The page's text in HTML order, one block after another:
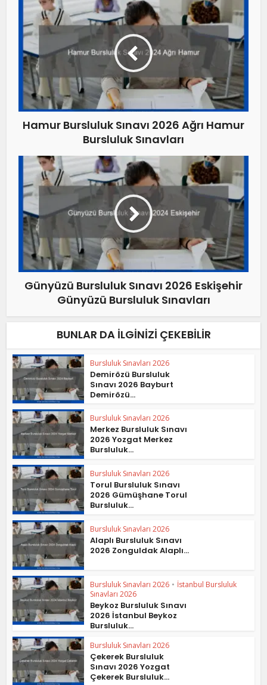
Hamur Bursluluk Sınavı 2026 Ağrı Hamur
Bursluluk Sınavları
Günyüzü Bursluluk Sınavı 2026 Eskişehir
Günyüzü Bursluluk Sınavları
BUNLAR DA İLGINIZI ÇEKEBILIR
Bursluluk Sınavları 2026
Demirözü Bursluluk
Sınavı 2026 Bayburt
Demirözü...
Bursluluk Sınavları 2026
Merkez Bursluluk Sınavı
2026 Yozgat Merkez
Bursluluk...
Bursluluk Sınavları 2026
Torul Bursluluk Sınavı
2026 Gümüşhane Torul
Bursluluk...
Bursluluk Sınavları 2026
Alaplı Bursluluk Sınavı
2026 Zonguldak Alaplı...
Bursluluk Sınavları 2026 • İstanbul Bursluluk
Sınavları 2026
Beykoz Bursluluk Sınavı
2026 İstanbul Beykoz
Bursluluk...
Bursluluk Sınavları 2026
Çekerek Bursluluk
Sınavı 2026 Yozgat
Çekerek Bursluluk...